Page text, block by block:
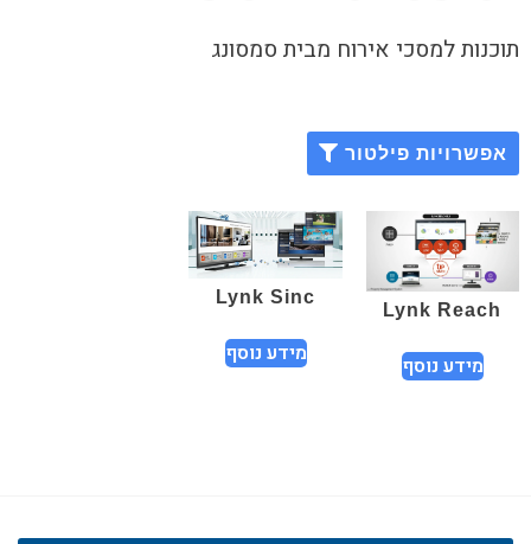
תוכנות למסכי אירוח מבית סמסונג
אפשרויות פילטור
Lynk Reach
מידע נוסף
Lynk Sinc
מידע נוסף